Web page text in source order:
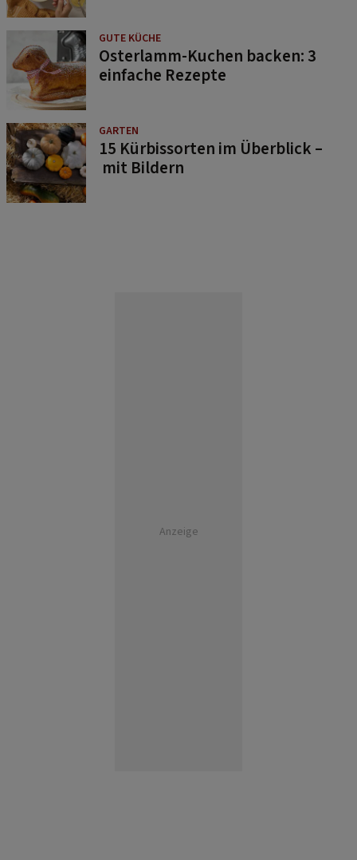
GUTE KÜCHE
Osterlamm-Kuchen backen: 3
einfache Rezepte
GARTEN
15 Kürbissorten im Überblick –
mit Bildern
Anzeige